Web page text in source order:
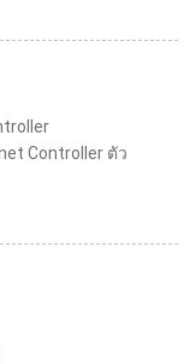
Controller ตัว